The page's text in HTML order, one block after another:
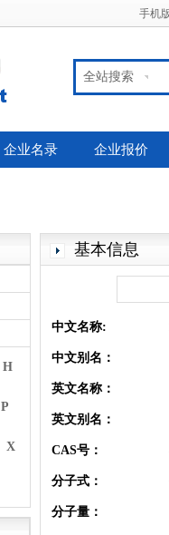
手机
全站搜索
企业名录 企业报价
H
P
X
基本信息
中文名称:
中文别名：
英文名称：
英文别名：
CAS号：
分子式：
分子量：